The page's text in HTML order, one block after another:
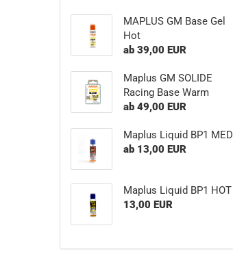
MAPLUS GM Base Gel
Hot
ab 39,00 EUR
Maplus GM SOLIDE
Racing Base Warm
ab 49,00 EUR
Maplus Liquid BP1 MED
ab 13,00 EUR
Maplus Liquid BP1 HOT
13,00 EUR